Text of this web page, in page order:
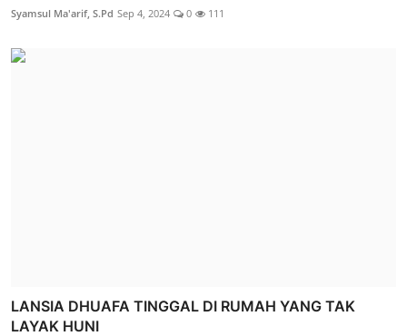
Syamsul Ma'arif, S.Pd Sep 4, 2024 0 111
LANSIA DHUAFA TINGGAL DI RUMAH YANG TAK
LAYAK HUNI